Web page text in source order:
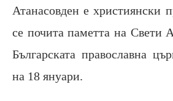
Атанасовден е християнски
се почита паметта на Свети
Българската православна
на 18 януари.